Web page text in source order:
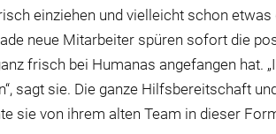
einziehen und vielleicht schon
neue Mitarbeiter spüren sofort die
frisch bei Humanas angefangen hat.
sagt sie. Die ganze Hilfsbereitschaft
sie von ihrem alten Team in dieser